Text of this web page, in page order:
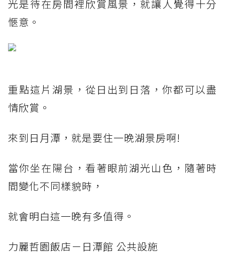
光是待在房間裡欣賞風景，就讓人覺得十分
愜意。
重點這片湖景，從日出到日落，你都可以盡
情欣賞。
來到日月潭，就是要住一晚湖景房啊!
當你坐在陽台，看著眼前湖光山色，隨著時
間變化不同樣貌時，
就會明白這一晚有多值得。
力麗哲園飯店－日潭館 公共設施